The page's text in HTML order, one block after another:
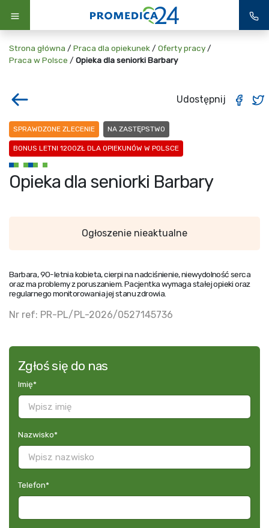
Strona główna / Praca dla opiekunek / Oferty pracy /
Praca w Polsce / Opieka dla seniorki Barbary
Udostępnij
SPRAWDZONE ZLECENIE NA ZASTĘPSTWO
BONUS LETNI 1200ZŁ DLA OPIEKUNÓW W POLSCE
Opieka dla seniorki Barbary
Ogłoszenie nieaktualne
Barbara, 90-letnia kobieta, cierpi na nadciśnienie, niewydolność serca
oraz ma problemy z poruszaniem. Pacjentka wymaga stałej opieki oraz
regularnego monitorowania jej stanu zdrowia.
Nr ref: PR-PL/PL-2026/0527145736
Zgłoś się do nas
Imię*
Nazwisko*
Telefon*